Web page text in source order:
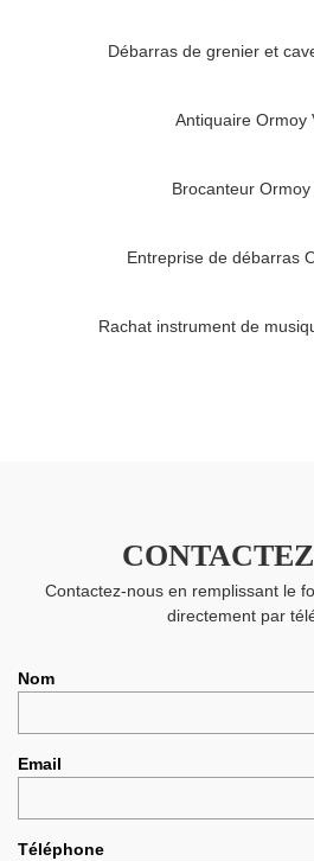
Débarras de grenier et
Antiquaire Ormoy
Brocanteur Ormoy
Entreprise de débarras
Rachat instrument de
Contactez-nous en remplissant le
directement par
Nom
Email
Téléphone